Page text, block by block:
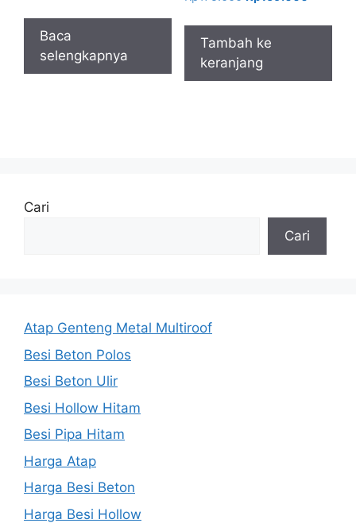
Baca
selengkapnya
adalah:
Rp175.000.
ini
Tambah ke
keranjang
Cari
Cari
Atap Genteng Metal Multiroof
Besi Beton Polos
Besi Beton Ulir
Besi Hollow Hitam
Besi Pipa Hitam
Harga Atap
Harga Besi Beton
Harga Besi Hollow